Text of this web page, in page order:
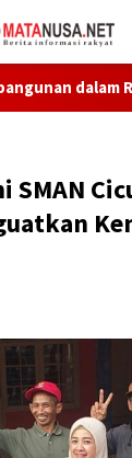
Rapat